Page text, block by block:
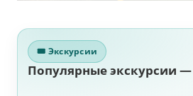
🎟 Экскурсии
Популярные экскурсии